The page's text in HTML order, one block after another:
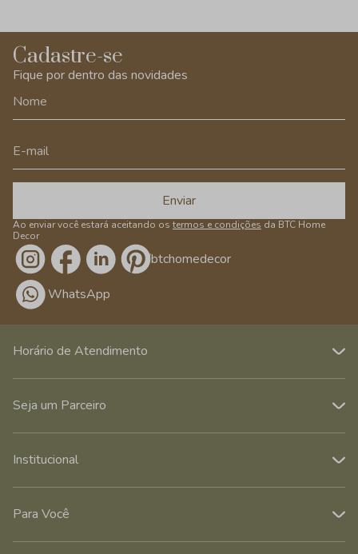
Cadastre-se
Fique por dentro das novidades
Enviar
Ao enviar você estará aceitando os termos e condições da BTC Home
Decor
/btchomedecor
WhatsApp
Horário de Atendimento
Seja um Parceiro
Institucional
Para Você